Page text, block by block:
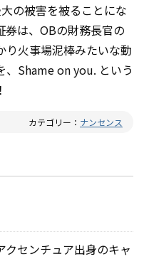
の被害を被ることにな
券は、OBの財務長官の
り火事場泥棒みたいな動
、Shame on you. という
カテゴリー： ナンセンス
センチュア出身のキャ